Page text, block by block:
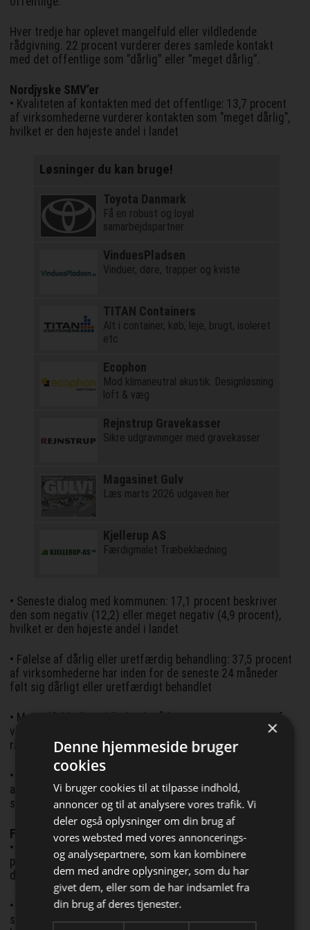
Bliv opdateret hver dag
Få de vigtigste nyheder om
byggebranchen
Hver tredje har oplevet mangelfuld eller vildledende
rådgivning. 22 procent vurderer deres samlede kontakt
med det offentlige som ”dårlig” eller ”meget dårlig”.
Nordjyske SMV’er
• Kvaliteten af kontakten med det offentlige: 13,7 procent
af virksomhederne vurderer kontakten som "meget dårlig",
hvilket er den højeste andel i landet
Løsninger du kan bruge!
Toyota Danmark
Få en robust og loyal
samarbejdspartner
VinduesPladsen
Vinduer, døre, trapper og kviste
TITAN Containers
Alt i container, køb, leje, brugt, isoleret
etc
Ecophon
Mod klimaneutral akustik. Designløsning
loft & væg
Rejnstrup Gravekasser
Sikre udgravninger med gravekasser
Magasinet Gulv
Læs marts 2026 udgaven her
Kjellerup AS
Færdigmalet Træbeklædning
• Seneste dialog med kommunen: 17,1 procent beskriver
den som negativ (12,2) eller meget negativ (4,9 procent),
hvilket er den højeste andel i landet
• Følelse af dårlig eller uretfærdig behandling: 37,5 procent
af virksomhederne har inden for de seneste 24 måneder
følt sig dårligt eller uretfærdigt behandlet
• Mangelfuld eller vildledende rådgivning: 34,9 procent af
virksomhederne har oplevet mangelfuld eller vildledende
rådgivning
• Urimelige lange sagsbehandlingstider: Hele 46,5 procent
af virksomhederne har oplevet urimeligt lange
sagsbehandlingstider.
Fynske SMV’er
• Kvaliteten af kontakten med det offentlige: Kun 3,2
procent af virksomhederne vurderer kontakten som "meget
dårlig", hvilket er den laveste andel i landet
• Seneste dialog med kommunen: 8,4 procent beskriver den
som negativ (2,1) eller meget negativ (6,3), hvilket er den
×
Denne hjemmeside bruger
cookies
Vi bruger cookies til at tilpasse indhold,
annoncer og til at analysere vores trafik. Vi
deler også oplysninger om din brug af
vores websted med vores annoncerings-
og analysepartnere, som kan kombinere
dem med andre oplysninger, som du har
givet dem, eller som de har indsamlet fra
din brug af deres tjenester.